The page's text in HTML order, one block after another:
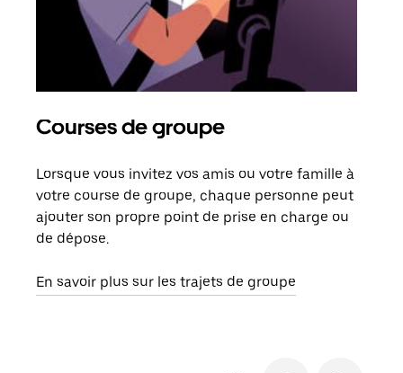
Courses de groupe
Lorsque vous invitez vos amis ou votre famille à
votre course de groupe, chaque personne peut
ajouter son propre point de prise en charge ou
de dépose.
En savoir plus sur les trajets de groupe